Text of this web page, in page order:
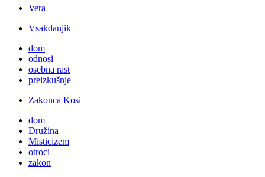
Vera
Vsakdanjik
dom
odnosi
osebna rast
preizkušnje
Zakonca Kosi
dom
Družina
Misticizem
otroci
zakon